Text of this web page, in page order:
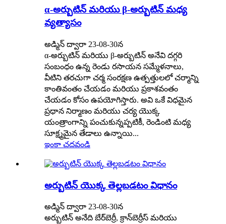
α-అర్బుటిన్ మరియు β-అర్బుటిన్ మధ్య
వ్యత్యాసం
అడ్మిన్ ద్వారా 23-08-30న
α-అర్బుటిన్ మరియు β-అర్బుటిన్ అనేవి దగ్గరి
సంబంధం ఉన్న రెండు రసాయన సమ్మేళనాలు,
వీటిని తరచుగా చర్మ సంరక్షణ ఉత్పత్తులలో చర్మాన్ని
కాంతివంతం చేయడం మరియు ప్రకాశవంతం
చేయడం కోసం ఉపయోగిస్తారు. అవి ఒకే విధమైన
ప్రధాన నిర్మాణం మరియు చర్య యొక్క
యంత్రాంగాన్ని పంచుకున్నప్పటికీ, రెండింటి మధ్య
సూక్ష్మమైన తేడాలు ఉన్నాయి...
ఇంకా చదవండి
అర్బుటిన్ యొక్క తెల్లబడటం విధానం
అడ్మిన్ ద్వారా 23-08-30న
అర్బుటిన్ అనేది బేర్‌బెర్రీ, క్రాన్‌బెర్రీస్ మరియు